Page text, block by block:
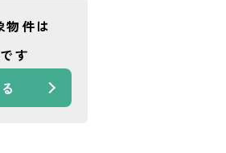
物件は
す